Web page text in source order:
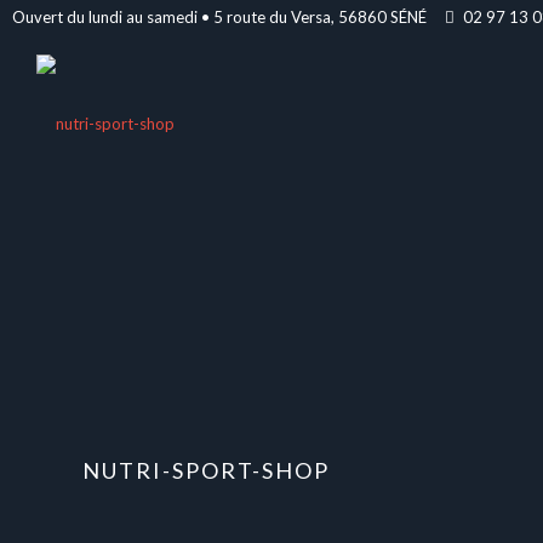
Ouvert du lundi au samedi • 5 route du Versa, 56860 SÉNÉ 02 97 13
NUTRI-SPORT-SHOP